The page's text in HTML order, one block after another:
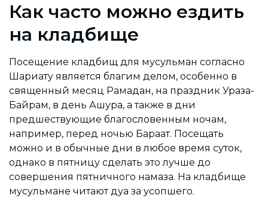
Как часто можно ездить
на кладбище
Посещение кладбищ для мусульман согласно
Шариату является благим делом, особенно в
священный месяц Рамадан, на праздник Ураза-
Байрам, в день Ашура, а также в дни
предшествующие благословенным ночам,
например, перед ночью Бараат. Посещать
можно и в обычные дни в любое время суток,
однако в пятницу сделать это лучше до
совершения пятничного намаза. На кладбище
мусульмане читают дуа за усопшего.